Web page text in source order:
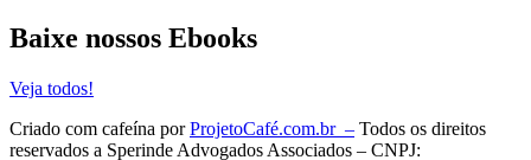
Baixe nossos Ebooks
Veja todos!
Criado com cafeína porProjetoCafé.com.br – Todos os direitos
reservados a Sperinde Advogados Associados – CNPJ: